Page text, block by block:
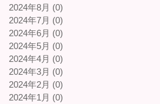
2024年8月 (0)
2024年7月 (0)
2024年6月 (0)
2024年5月 (0)
2024年4月 (0)
2024年3月 (0)
2024年2月 (0)
2024年1月 (0)